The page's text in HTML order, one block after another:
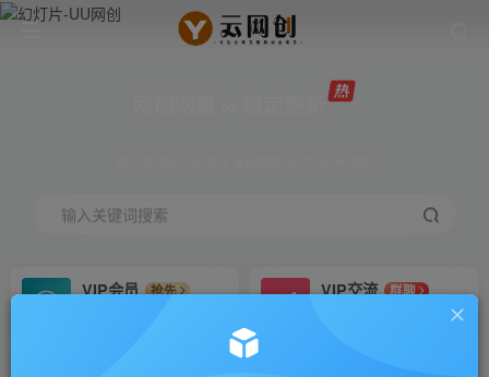
输入关键词搜索
VIP会员
抢先
VIP交流
群聊
研究探讨更多创业项目路子。
招募站长